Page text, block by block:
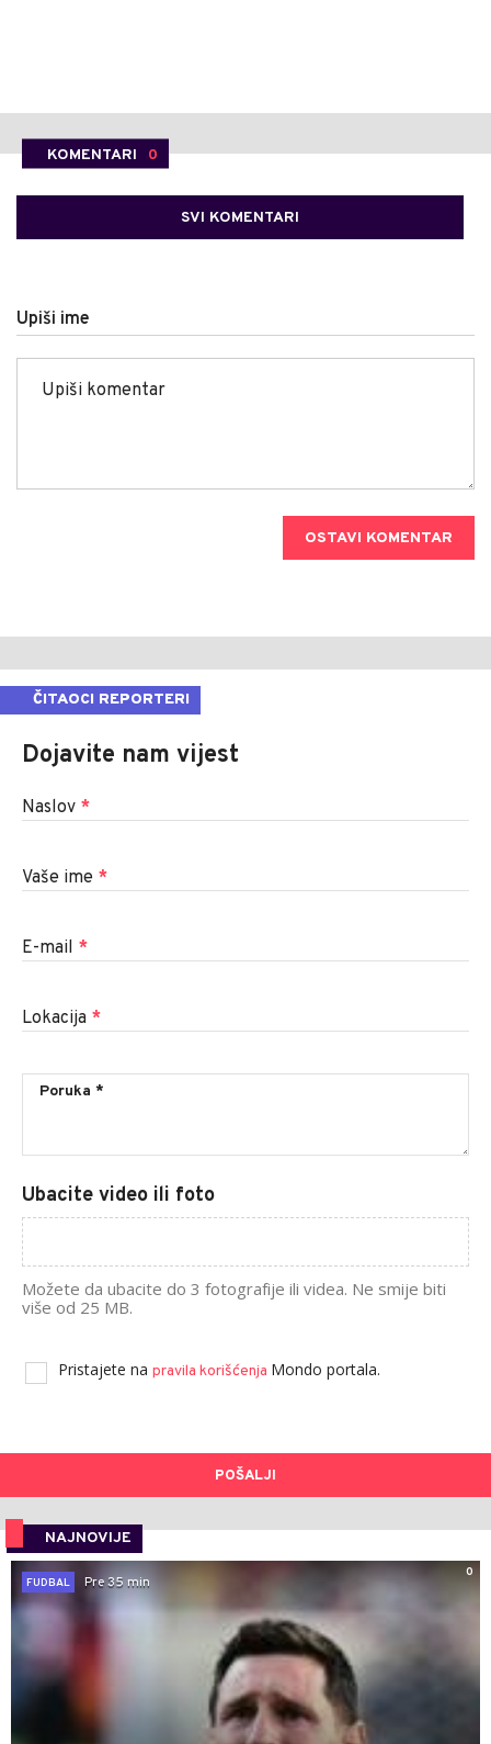
KOMENTARI 0
SVI KOMENTARI
Upiši ime
OSTAVI KOMENTAR
ČITAOCI REPORTERI
Dojavite nam vijest
Naslov *
Vaše ime *
E-mail *
Lokacija *
Ubacite video ili foto
Možete da ubacite do 3 fotografije ili videa. Ne smije biti
više od 25 MB.
Pristajete na pravila korišćenja Mondo portala.
POŠALJI
NAJNOVIJE
0
FUDBAL
Pre 35 min